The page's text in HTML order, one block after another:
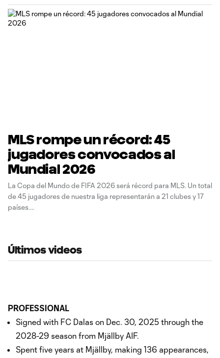
MLS rompe un récord: 45
jugadores convocados al
Mundial 2026
La Copa del Mundo de FIFA 2026 será récord para MLS. Un total
de 45 jugadores de nuestra liga representarán a 21 clubes y 17
países.
Últimos videos
PROFESSIONAL
Signed with FC Dalas on Dec. 30, 2025 through the
2028-29 season from Mjällby AIF.
Spent five years at Mjällby, making 136 appearances,